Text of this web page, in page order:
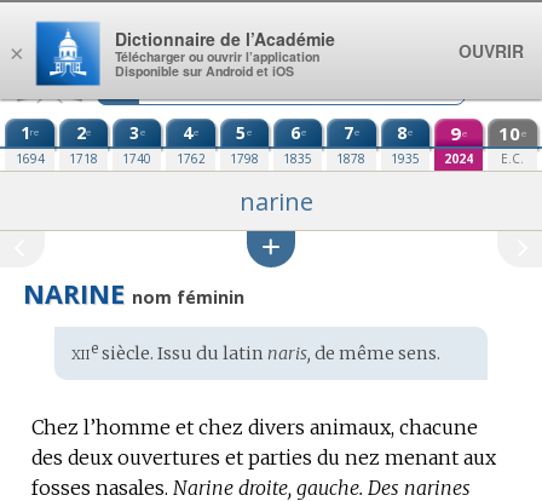
Aller au contenu
1re
1694
2e
1718
3e
1740
4e
1762
5e
1798
6e
1835
7e
1878
8e
1935
9e
2024
10e
E.C.
narine
NARINE nom féminin
Étymologie
:
xiiesiècle. Issu du latin naris, de même sens.
Chez l’homme et chez divers animaux, chacune
des deux ouvertures et parties du nez menant aux
fosses nasales. Narine droite, gauche. Des narines
×
Dictionnaire de l’Académie
Télécharger ou ouvrir l’application
Disponible sur Android et iOS
OUVRIR